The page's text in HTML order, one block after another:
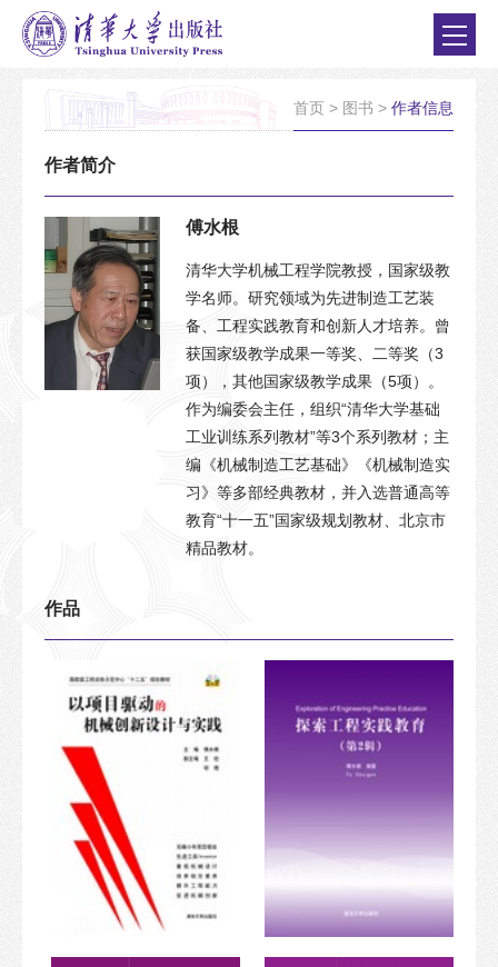
首页 > 图书 > 作者信息
作者简介
傅水根
清华大学机械工程学院教授，国家级教
学名师。研究领域为先进制造工艺装
备、工程实践教育和创新人才培养。曾
获国家级教学成果一等奖、二等奖（3
项），其他国家级教学成果（5项）。
作为编委会主任，组织“清华大学基础
工业训练系列教材”等3个系列教材；主
编《机械制造工艺基础》《机械制造实
习》等多部经典教材，并入选普通高等
教育“十一五”国家级规划教材、北京市
精品教材。
作品